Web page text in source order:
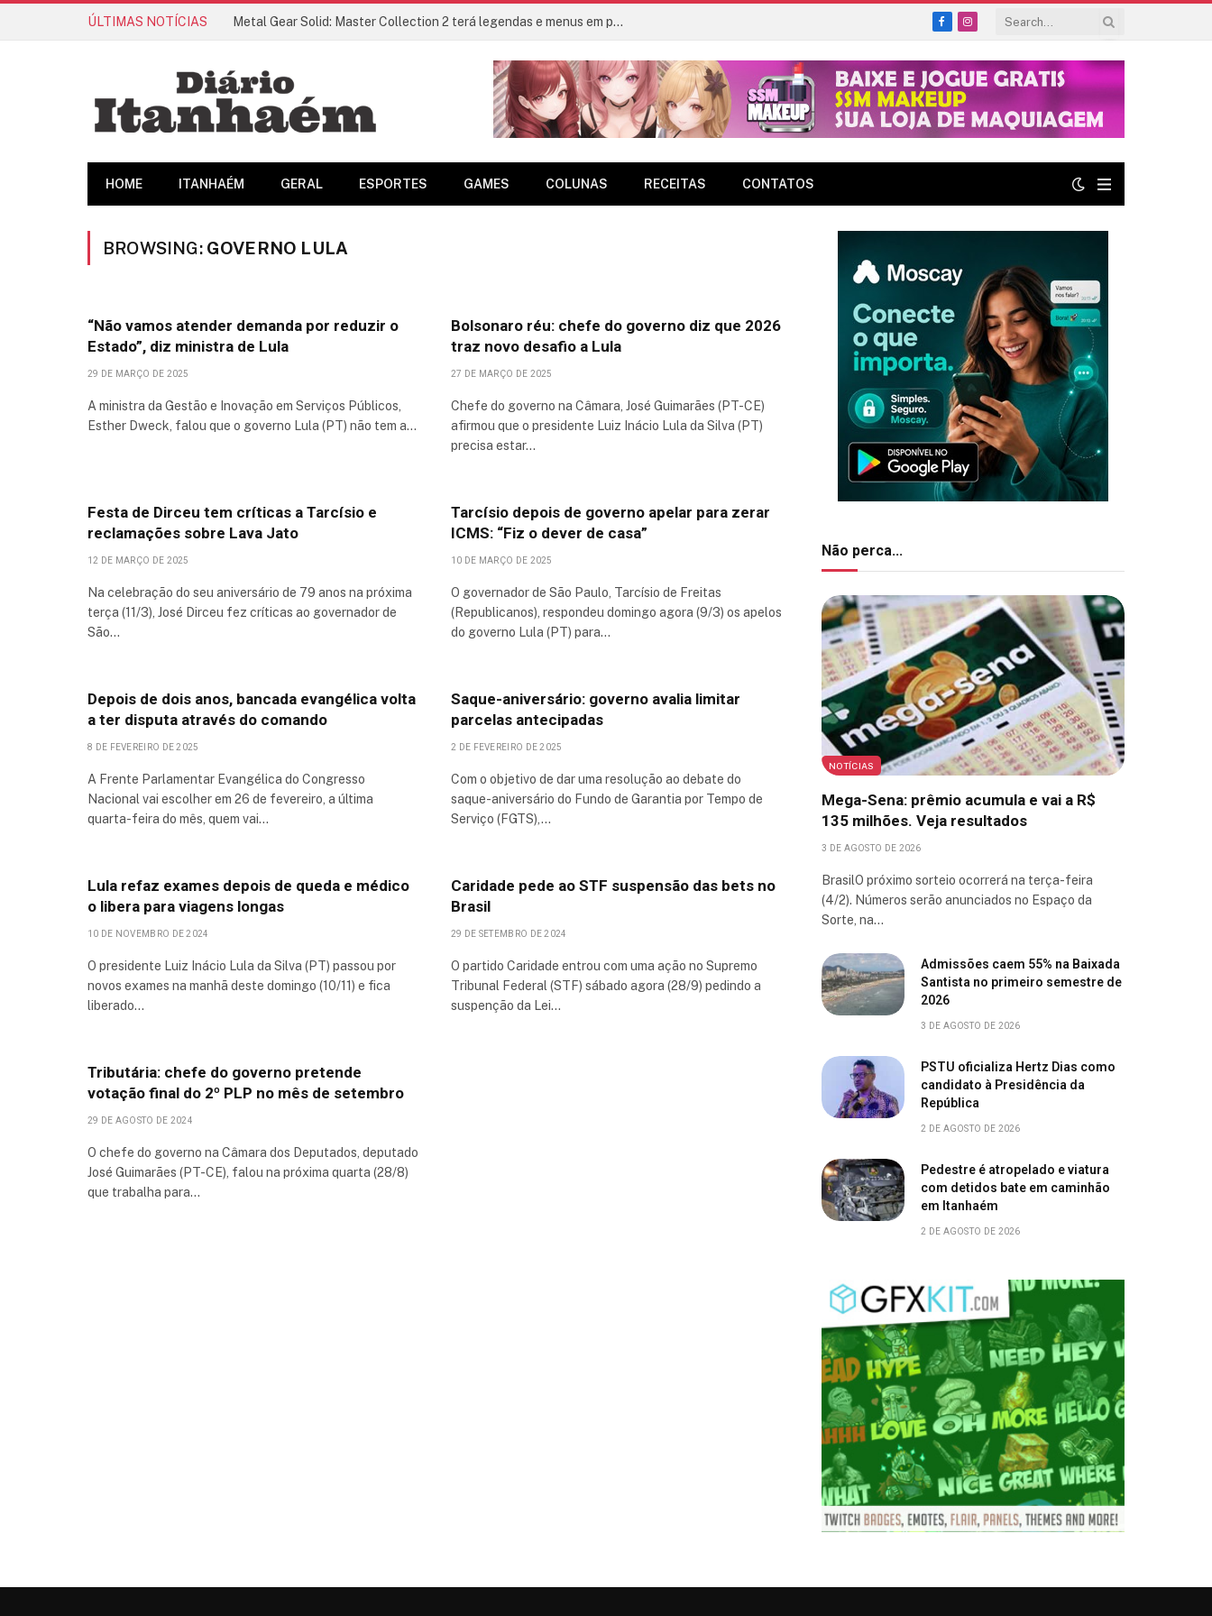
ÚLTIMAS NOTÍCIAS Metal Gear Solid: Master Collection 2 terá legendas e menus em portugues
FacebookInstagram
HOME ITANHAÉM GERAL ESPORTES GAMES COLUNAS RECEITAS CONTATOS
BROWSING: GOVERNO LULA
“Não vamos atender demanda por reduzir o
Estado”, diz ministra de Lula
29 DE MARÇO DE 2025
A ministra da Gestão e Inovação em Serviços Públicos,
Esther Dweck, falou que o governo Lula (PT) não tem a…
Bolsonaro réu: chefe do governo diz que 2026
traz novo desafio a Lula
27 DE MARÇO DE 2025
Chefe do governo na Câmara, José Guimarães (PT-CE)
afirmou que o presidente Luiz Inácio Lula da Silva (PT)
precisa estar…
Festa de Dirceu tem críticas a Tarcísio e
reclamações sobre Lava Jato
12 DE MARÇO DE 2025
Na celebração do seu aniversário de 79 anos na próxima
terça (11/3), José Dirceu fez críticas ao governador de
São…
Tarcísio depois de governo apelar para zerar
ICMS: “Fiz o dever de casa”
10 DE MARÇO DE 2025
O governador de São Paulo, Tarcísio de Freitas
(Republicanos), respondeu domingo agora (9/3) os apelos
do governo Lula (PT) para…
Depois de dois anos, bancada evangélica volta
a ter disputa através do comando
8 DE FEVEREIRO DE 2025
A Frente Parlamentar Evangélica do Congresso
Nacional vai escolher em 26 de fevereiro, a última
quarta-feira do mês, quem vai…
Saque-aniversário: governo avalia limitar
parcelas antecipadas
2 DE FEVEREIRO DE 2025
Com o objetivo de dar uma resolução ao debate do
saque-aniversário do Fundo de Garantia por Tempo de
Serviço (FGTS),…
Lula refaz exames depois de queda e médico
o libera para viagens longas
10 DE NOVEMBRO DE 2024
O presidente Luiz Inácio Lula da Silva (PT) passou por
novos exames na manhã deste domingo (10/11) e fica
liberado…
Caridade pede ao STF suspensão das bets no
Brasil
29 DE SETEMBRO DE 2024
O partido Caridade entrou com uma ação no Supremo
Tribunal Federal (STF) sábado agora (28/9) pedindo a
suspenção da Lei…
Tributária: chefe do governo pretende
votação final do 2º PLP no mês de setembro
29 DE AGOSTO DE 2024
O chefe do governo na Câmara dos Deputados, deputado
José Guimarães (PT-CE), falou na próxima quarta (28/8)
que trabalha para…
Não perca...
NOTÍCIAS
Mega-Sena: prêmio acumula e vai a R$
135 milhões. Veja resultados
3 DE AGOSTO DE 2026
BrasilO próximo sorteio ocorrerá na terça-feira
(4/2). Números serão anunciados no Espaço da
Sorte, na…
Admissões caem 55% na Baixada
Santista no primeiro semestre de
2026
3 DE AGOSTO DE 2026
PSTU oficializa Hertz Dias como
candidato à Presidência da
República
2 DE AGOSTO DE 2026
Pedestre é atropelado e viatura
com detidos bate em caminhão
em Itanhaém
2 DE AGOSTO DE 2026